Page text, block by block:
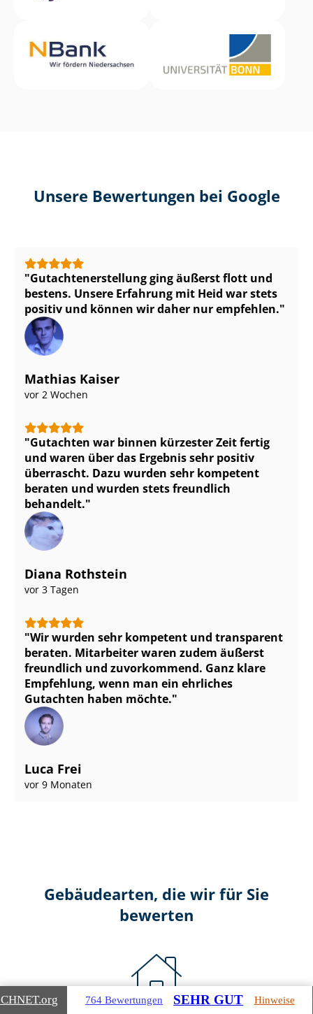
Unsere Bewertungen bei Google
Gut­ach­ten­er­stel­lung ging äußerst flott und
bestens. Unsere Erfahrung mit Heid war stets
positiv und können wir daher nur empfehlen.
Mathias Kaiser
vor 2 Wochen
Gutachten war binnen kürzester Zeit fertig
und waren über das Ergebnis sehr positiv
überrascht. Dazu wurden sehr kompetent
beraten und wurden stets freundlich
behandelt.
Diana Rothstein
vor 3 Tagen
Wir wurden sehr kompetent und transparent
beraten. Mitarbeiter waren zudem äußerst
freundlich und zuvorkommend. Ganz klare
Empfehlung, wenn man ein ehrliches
Gutachten haben möchte.
Luca Frei
vor 9 Monaten
Gebäudearten, die wir für Sie
bewerten
.org 764 Bewertungen SEHR GUT Hinweise